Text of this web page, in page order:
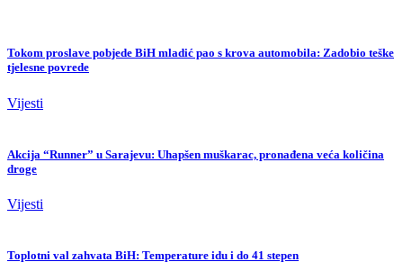
Tokom proslave pobjede BiH mladić pao s krova automobila: Zadobio teške
tjelesne povrede
Vijesti
Akcija “Runner” u Sarajevu: Uhapšen muškarac, pronađena veća količina
droge
Vijesti
Toplotni val zahvata BiH: Temperature idu i do 41 stepen